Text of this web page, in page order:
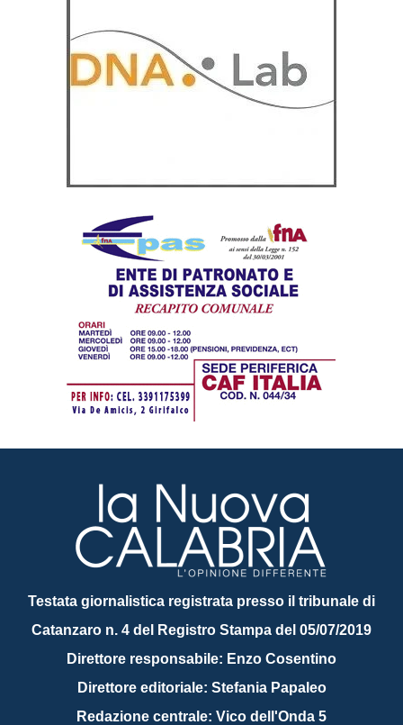
Testata giornalistica registrata presso il tribunale di
Catanzaro n. 4 del Registro Stampa del 05/07/2019
Direttore responsabile: Enzo Cosentino
Direttore editoriale: Stefania Papaleo
Redazione centrale: Vico dell'Onda 5